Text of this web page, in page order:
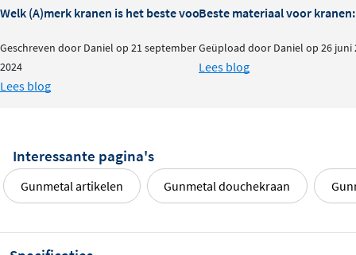
Welk (A)merk kranen is het beste voor je badkamer?
Geschreven door Daniel op 21 september
2024
Lees blog
Beste materiaal voor kranen:
Geüpload door Daniel op 26 juni
Lees blog
Interessante pagina's
Gunmetal artikelen Gunmetal douchekraan